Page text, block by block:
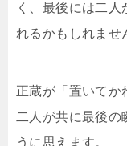
く、最後には二
れるかもしれませ
正蔵が「置いてか
二人が共に最後の
うに思えます。